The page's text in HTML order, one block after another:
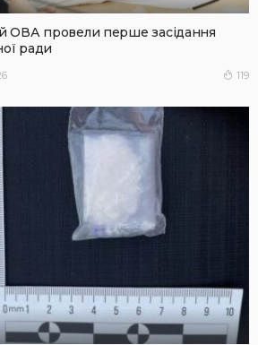
ОВА провели перше засідання
ради
119